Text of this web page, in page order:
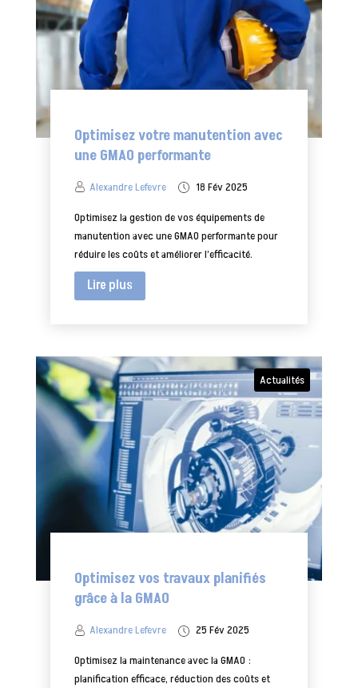
Optimisez votre manutention avec
une GMAO performante
Alexandre Lefevre
18 Fév 2025
Optimisez la gestion de vos équipements de
manutention avec une GMAO performante pour
réduire les coûts et améliorer l’efficacité.
Lire plus
Actualités
Optimisez vos travaux planifiés
grâce à la GMAO
Alexandre Lefevre
25 Fév 2025
Optimisez la maintenance avec la GMAO :
planification efficace, réduction des coûts et